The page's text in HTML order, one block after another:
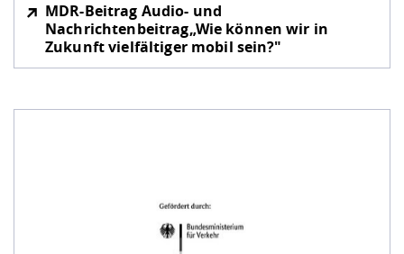
MDR-Beitrag Audio- und
Nachrichtenbeitrag„Wie können wir in
Zukunft vielfältiger mobil sein?"